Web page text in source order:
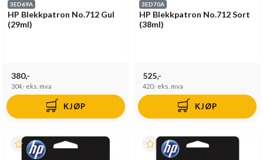
3ED69A
HP Blekkpatron No.712 Gul
(29ml)
380,-
304,- eks. mva
KJØP
3ED70A
HP Blekkpatron No.712 Sort
(38ml)
525,-
420,- eks. mva
KJØP